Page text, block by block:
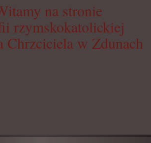
na stronie
rzymskokatolickiej
Chrzciciela w Zdunach